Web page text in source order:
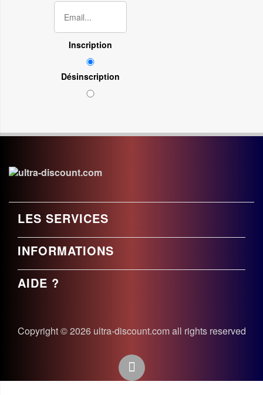
Inscription
Désinscription
LES SERVICES
INFORMATIONS
AIDE ?
Copyright © 2026 ultra-discount.com all rights reserved